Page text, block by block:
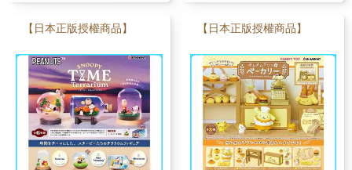
【日本正版授權商品】 【日本正版授權商品】